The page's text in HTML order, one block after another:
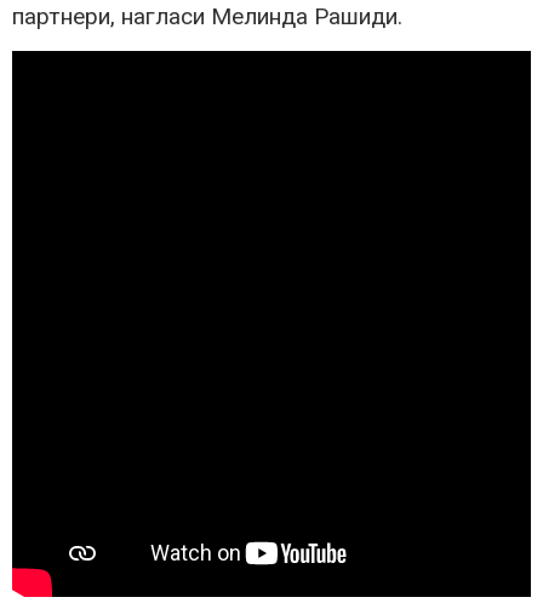
партнери, нагласи Мелинда Рашиди.